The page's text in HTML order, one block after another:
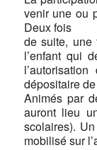
venir une ou
Deux fois
de suite,
l’enfant qui
dépositaire
Animés par
auront lieu
scolaires).
mobilisé sur